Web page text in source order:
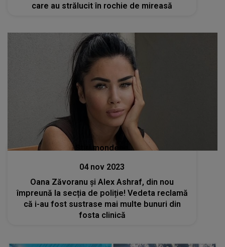
care au strălucit în rochie de mireasă
Stiri mondene
04 nov 2023
Oana Zăvoranu și Alex Ashraf, din nou
împreună la secția de poliție! Vedeta reclamă
că i-au fost sustrase mai multe bunuri din
fosta clinică